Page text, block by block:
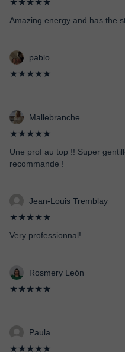
★★★★★
Amazing energy and has the
pablo
★★★★★
Mallebranche
★★★★★
Une prof au top !! Super
recommande !
Jean-Louis Tremblay
★★★★★
Very professionnal!
Rosmery León
★★★★★
Paula
★★★★★